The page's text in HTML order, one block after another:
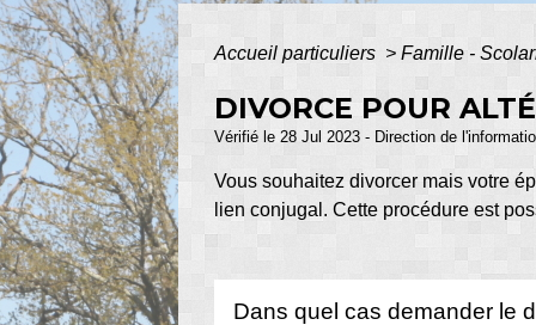
Accueil particuliers > Famille -
DIVORCE POUR
Vérifié le 28 Jul 2023 - Direction de
Vous souhaitez divorcer mais votre
lien conjugal. Cette procédure est
Dans quel cas demander le